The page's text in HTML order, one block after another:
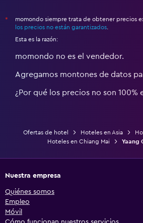
*
momondo siempre trata de obtener precios
los precios no están garantizados
Esta es la razón:
momondo no es el vendedor.
Agregamos montones de datos
¿Por qué los precios no son 100%
Ofertas de hotel Hoteles en Asia
Hoteles en Chiang Mai
Yaang
Nuestra empresa
Quiénes somos
Empleo
Móvil